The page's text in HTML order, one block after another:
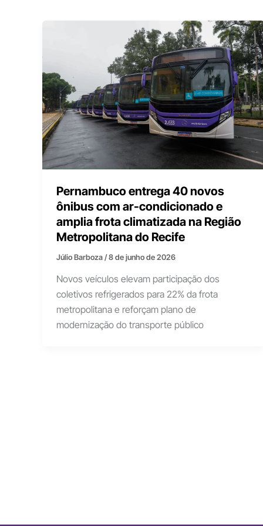
Pernambuco entrega 40 novos
ônibus com ar-condicionado e
amplia frota climatizada na Região
Metropolitana do Recife
Júlio Barboza/8 de junho de 2026
Novos veículos elevam participação dos
coletivos refrigerados para 22% da frota
metropolitana e reforçam plano de
modernização do transporte público